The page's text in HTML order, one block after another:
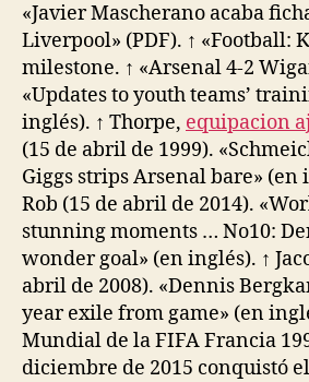
«Javier Mascherano acaba
Liverpool» (PDF). ↑ «Football:
milestone. ↑ «Arsenal 4-2
«Updates to youth teams’
inglés). ↑ Thorpe, equipacion
(15 de abril de 1999).
Giggs strips Arsenal bare» (en
Rob (15 de abril de 2014).
stunning moments … No10:
wonder goal» (en inglés). ↑
abril de 2008). «Dennis
year exile from game» (en
Mundial de la FIFA Francia
diciembre de 2015 conquistó